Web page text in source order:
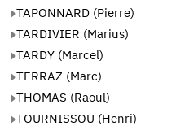
TAPONNARD (Pierre)
TARDIVIER (Marius)
TARDY (Marcel)
TERRAZ (Marc)
THOMAS (Raoul)
TOURNISSOU (Henri)